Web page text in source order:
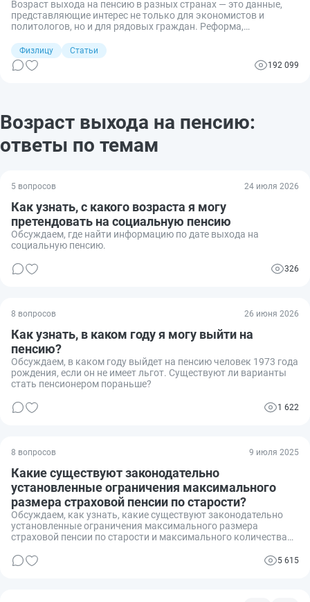
Возраст выхода на пенсию в разных странах — это данные,
представляющие интерес не только для экономистов и
политологов, но и для рядовых граждан. Реформа,
негодование. Многие начали смотреть в сторону Европы: мол,
там пенсионеры молодые, не то, что у нас. А после новости о
том, что в Италии пенсионный возраст снизили, читатели
Физлицу
Статьи
192 099
Возраст выхода на пенсию:
ответы по темам
5 вопросов 24 июля 2026
Как узнать, с какого возраста я могу
претендовать на социальную пенсию
Обсуждаем, где найти информацию по дате выхода на
социальную пенсию.
326
8 вопросов 26 июня 2026
Как узнать, в каком году я могу выйти на
пенсию?
Обсуждаем, в каком году выйдет на пенсию человек 1973 года
рождения, если он не имеет льгот. Существуют ли варианты
стать пенсионером пораньше?
1 622
8 вопросов 9 июля 2025
Какие существуют законодательно
установленные ограничения максимального
размера страховой пенсии по старости?
Обсуждаем, как узнать, какие существуют законодательно
установленные ограничения максимального размера
страховой пенсии по старости и максимального количества
(ИПК) при назначении пенсии, и как это подтвердить?
5 615